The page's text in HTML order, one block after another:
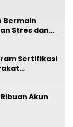
Bermain
Stres dan
Sertifikasi
Akun